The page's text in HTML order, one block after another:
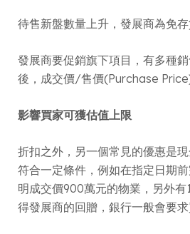
待售新盤數量上升，發展商為免
發展商要促銷旗下項目，有多種
後，成交價/售價(Purchase
影響買家可獲估值上限
折扣之外，另一個常見的優惠是
符合一定條件，例如在指定日期
明成交價900萬元的物業，另外
得發展商的回贈，銀行一般會要